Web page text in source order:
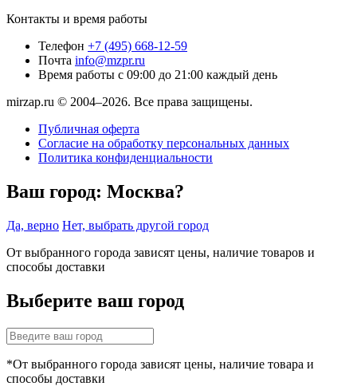
Контакты и время работы
Телефон +7 (495) 668-12-59
Почта info@mzpr.ru
Время работы с 09:00 до 21:00 каждый день
mirzap.ru © 2004–2026. Все права защищены.
Публичная оферта
Согласие на обработку персональных данных
Политика конфиденциальности
Ваш город: Москва?
Да, верно Нет, выбрать другой город
От выбранного города зависят цены, наличие товаров и
способы доставки
Выберите ваш город
*От выбранного города зависят цены, наличие товара и
способы доставки